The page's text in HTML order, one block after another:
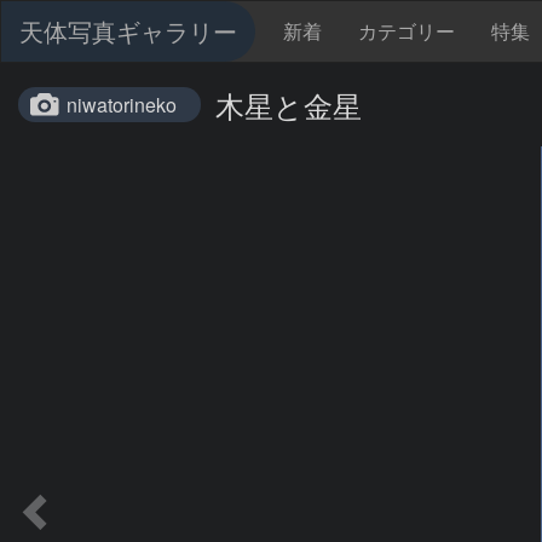
天体写真ギャラリー 新着 カテゴリー 特集
niwatorineko 木星と金星